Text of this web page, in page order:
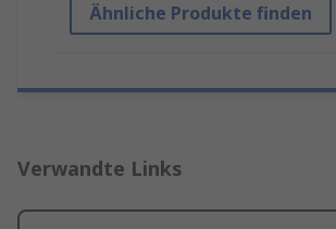
Ähnliche Produkte finden
Verwandte Links